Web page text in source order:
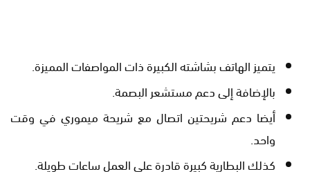
يتميز الهاتف بشاشته الكبيرة ذات المواصفات المميزة.
بالإضافة إلى دعم مستشعر البصمة.
أيضا دعم شريحتين اتصال مع شريحة ميموري في وقت
واحد.
كذلك البطارية كبيرة قادرة على العمل ساعات طويلة.